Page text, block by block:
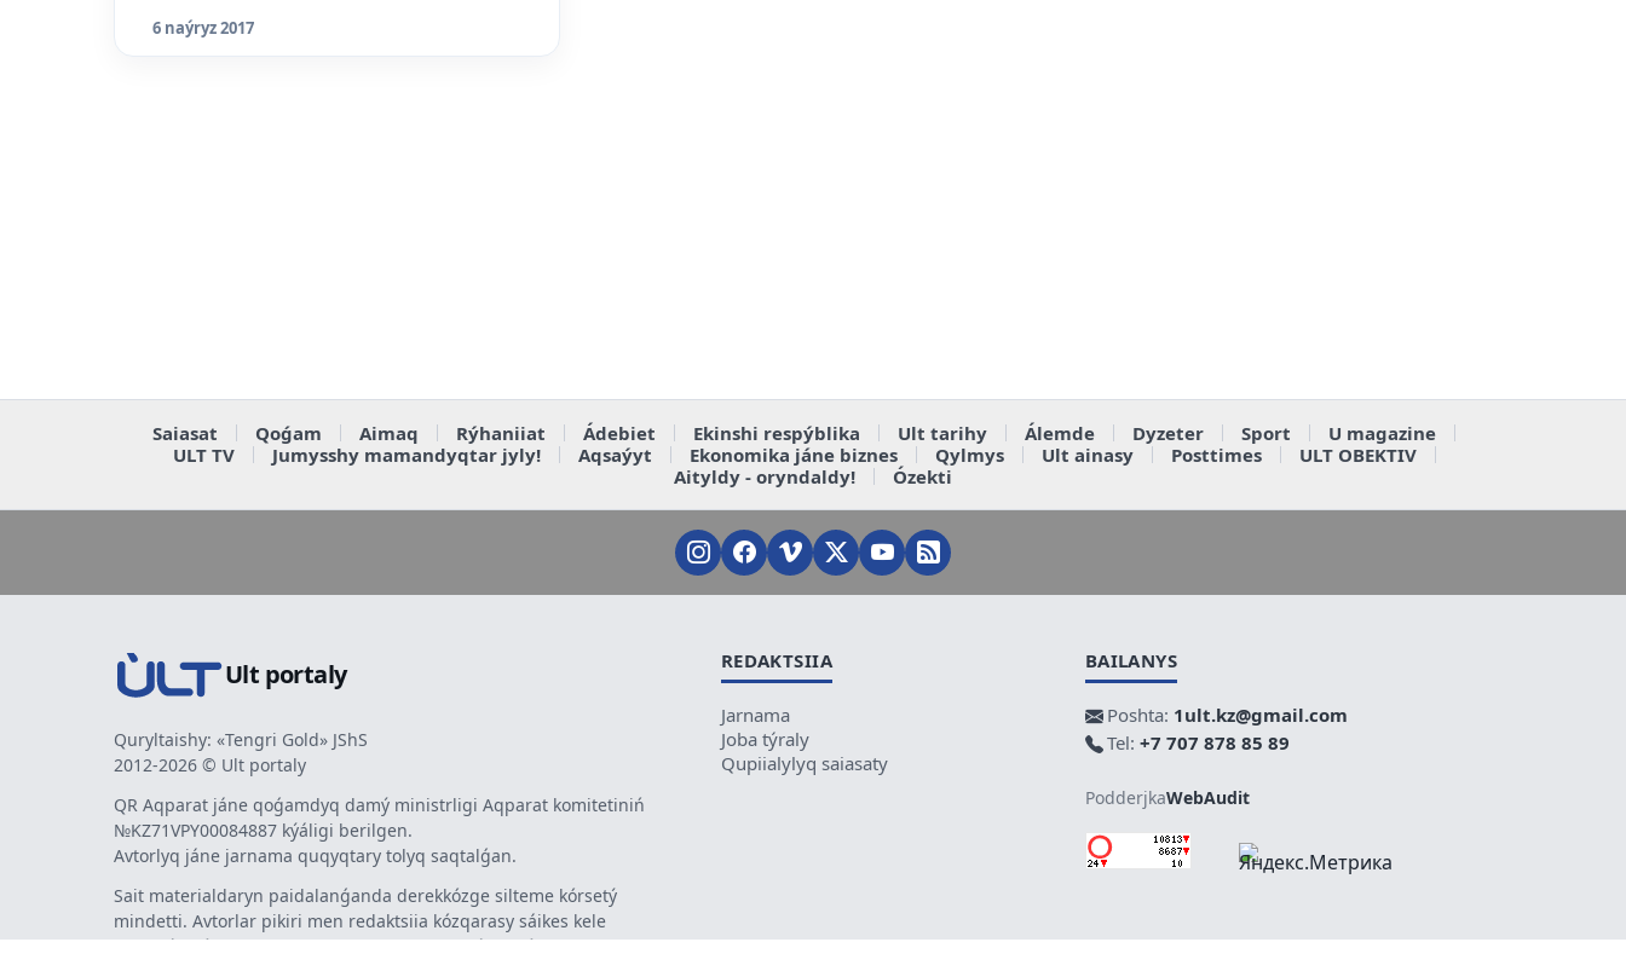
6 naýryz 2017
Saiasat Qoǵam Aimaq Rýhaniiat Ádebiet Ekinshi respýblika Ult tarihy Álemde Dyzeter Sport
U magazine
ULT TV
Jumysshy mamandyqtar jyly! Aqsaýyt Ekonomika jáne biznes Qylmys Ult ainasy Posttimes
ULT OBEKTIV
Aityldy - oryndaldy!
Ózekti
Ult portaly
Quryltaishy: «Tengri Gold» JShS
2012-2026 © Ult portaly
QR Aqparat jáne qoǵamdyq damý ministrligi Aqparat komitetiniń
№KZ71VPY00084887 kýáligi berilgen.
Avtorlyq jáne jarnama quqyqtary tolyq saqtalǵan.
Sait materialdaryn paidalanǵanda derekkózge silteme kórsetý
mindetti. Avtorlar pikiri men redaktsiia kózqarasy sáikes kele
bermeýi múmkin. Jarnama men habarlandyrýlardyń mazmunyna
REDAKTSIIA
Jarnama
Joba týraly
Qupiialylyq saiasaty
BAILANYS
Poshta: 1ult.kz@gmail.com
Tel: +7 707 878 85 89
PodderjkaWebAudit